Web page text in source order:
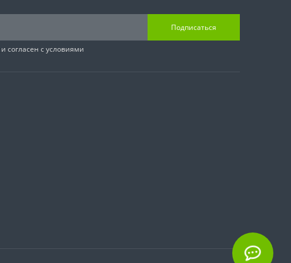
Подписаться
и согласен с условиями